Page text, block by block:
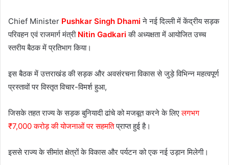
Chief Minister Pushkar Singh Dhami ने नई दिल्ली में केंद्रीय सड़क
परिवहन एवं राजमार्ग मंत्री Nitin Gadkari की अध्यक्षता में आयोजित उच्च
स्तरीय बैठक में प्रतिभाग किया।
इस बैठक में उत्तराखंड की सड़क और अवसंरचना विकास से जुड़े विभिन्न महत्वपूर्ण
प्रस्तावों पर विस्तृत विचार-विमर्श हुआ,
जिसके तहत राज्य के सड़क बुनियादी ढांचे को मजबूत करने के लिएलगभग
₹7,000 करोड़ की योजनाओं पर सहमतिप्राप्त हुई है।
इससे राज्य के सीमांत क्षेत्रों के विकास और पर्यटन को एक नई उड़ान मिलेगी।